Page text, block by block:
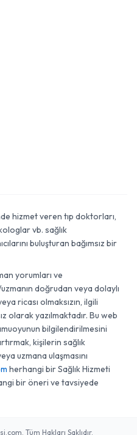
hizmet veren tıp doktorları,
vb. sağlık
buluşturan bağımsız bir
yorumları ve
doğrudan veya dolaylı
ricası olmaksızın, ilgili
olarak yazılmaktadır. Bu web
bilgilendirilmesini
kişilerin sağlık
uzmana ulaşmasını
herhangi bir Sağlık Hizmeti
bir öneri ve tavsiyede
Tüm Hakları Saklıdır.